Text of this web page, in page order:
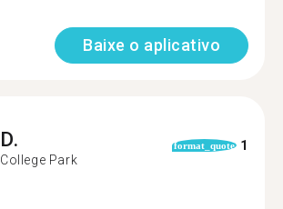
Baixe o aplicativo
D.
College Park
format_quote 1